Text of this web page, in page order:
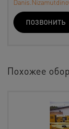
ПОЗВОНИТЬ
Похожее